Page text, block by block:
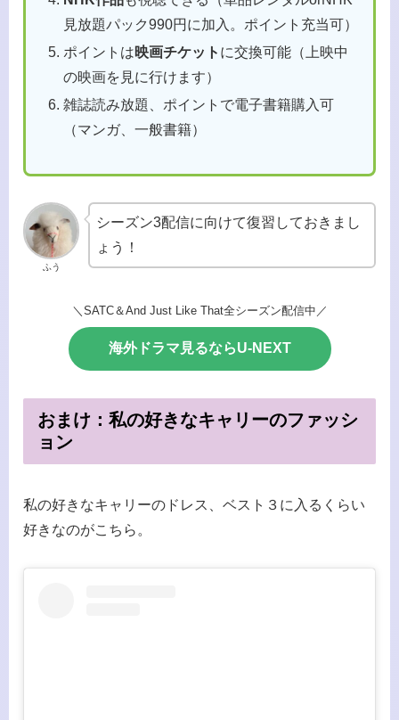
見放題パック990円に加入。ポイント充当可）
ポイントは映画チケット に交換可能（上映中
の映画を見に行けます）
雑誌読み放題、ポイントで電子書籍購入可
（マンガ、一般書籍）
ふう
シーズン3配信に向けて復習しておきまし
ょう！
＼SATC＆And Just Like That全シーズン配信中／
海外ドラマ見るならU-NEXT
おまけ：私の好きなキャリーのファッシ
ョン
私の好きなキャリーのドレス、ベスト３に入るくらい
好きなのがこちら。